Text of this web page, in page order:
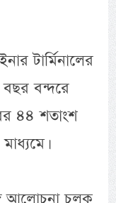
টার্মিনালের
বন্দরে
৪৪ শতাংশ